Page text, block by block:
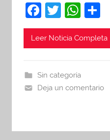
F
a
c
b
o
T
w
itt
W
h
at
A
p
o
m
tir
Leer Noticia Completa
Sin categoría
Deja un comentario